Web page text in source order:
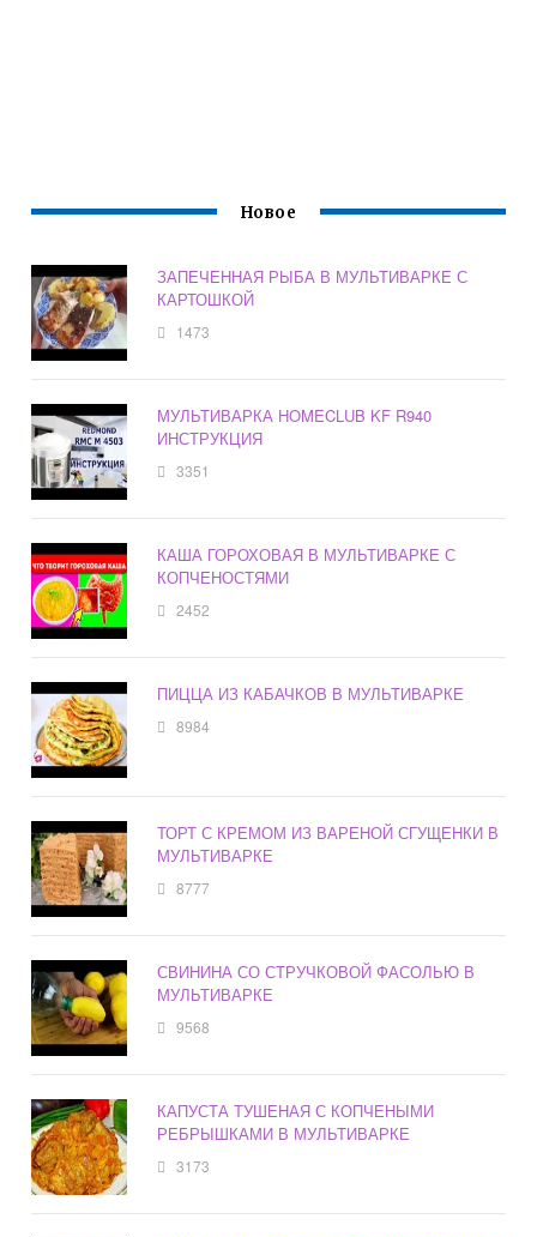
Новое
ЗАПЕЧЕННАЯ РЫБА В МУЛЬТИВАРКЕ С
КАРТОШКОЙ
1473
МУЛЬТИВАРКА HOMECLUB KF R940
ИНСТРУКЦИЯ
3351
КАША ГОРОХОВАЯ В МУЛЬТИВАРКЕ С
КОПЧЕНОСТЯМИ
2452
ПИЦЦА ИЗ КАБАЧКОВ В МУЛЬТИВАРКЕ
8984
ТОРТ С КРЕМОМ ИЗ ВАРЕНОЙ СГУЩЕНКИ В
МУЛЬТИВАРКЕ
8777
СВИНИНА СО СТРУЧКОВОЙ ФАСОЛЬЮ В
МУЛЬТИВАРКЕ
9568
КАПУСТА ТУШЕНАЯ С КОПЧЕНЫМИ
РЕБРЫШКАМИ В МУЛЬТИВАРКЕ
3173